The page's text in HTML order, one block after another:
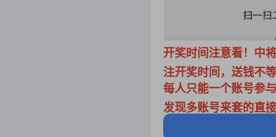
开奖时间注意看！中
注开奖时间，送钱不
每人只能一个账号参与
发现多账号来套的直